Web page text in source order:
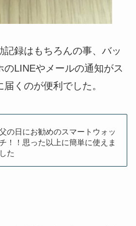
記録はもちろんの事、バッ
のLINEやメールの通知がス
くのが便利でした。
の日にお勧めのスマートウォッ
！！思った以上に簡単に使えま
した